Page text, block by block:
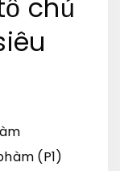
chủ
(P1)